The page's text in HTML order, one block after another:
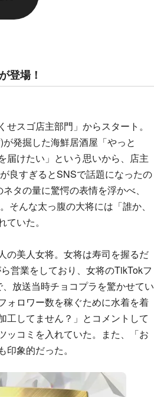
登場！
スゴ店主部門」からスタート。
発掘した海鮮居酒屋「やっと
届けたい」という思いから、店主
良すぎるとSNSで話題になったの
タの量に驚愕の表情を浮かべ、
そんな太っ腹の大将には「誰か、
いた。
の美人女将。女将は寿司を握るだ
営業をしており、女将のTikTokフ
放送当時チョコプラを驚かせてい
ォロワー数を稼ぐために水着を着
工してません？」とコメントして
ッコミを入れていた。また、「お
象的だった。